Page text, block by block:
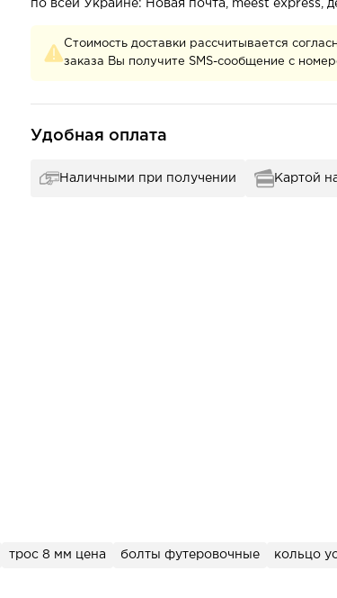
по всей Украине: Новая почта, meest express,
Стоимость доставки рассчитывается
заказа Вы получите SMS-сообщение с
Удобная оплата
Наличными при получении Картой
трос 8 мм цена болты футеровочные кольцо